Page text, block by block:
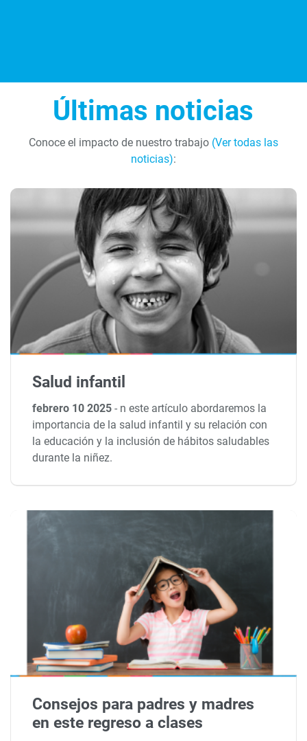
Últimas noticias
Conoce el impacto de nuestro trabajo(Ver todas las
noticias):
Salud infantil
febrero 10 2025- n este artículo abordaremos la
importancia de la salud infantil y su relación con
la educación y la inclusión de hábitos saludables
durante la niñez.
Consejos para padres y madres
en este regreso a clases